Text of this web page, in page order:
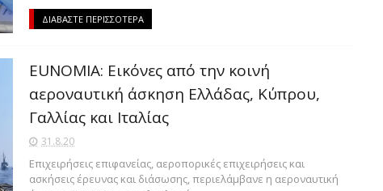
ΔΙΑΒΑΣΤΕ ΠΕΡΙΣΣΟΤΕΡΑ
EUNOMIA: Εικόνες από την κοινή
αεροναυτική άσκηση Ελλάδας, Κύπρου,
Γαλλίας και Ιταλίας
31.8.20
Επιχειρήσεις επιφανείας, αεροπορικές επιχειρήσεις και
ασκήσεις έρευνας και διάσωσης, περιελάμβανε η αεροναυτική